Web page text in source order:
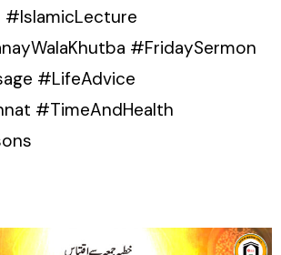
#IslamicLecture
#FridaySermon
#LifeAdvice
#TimeAndHealth